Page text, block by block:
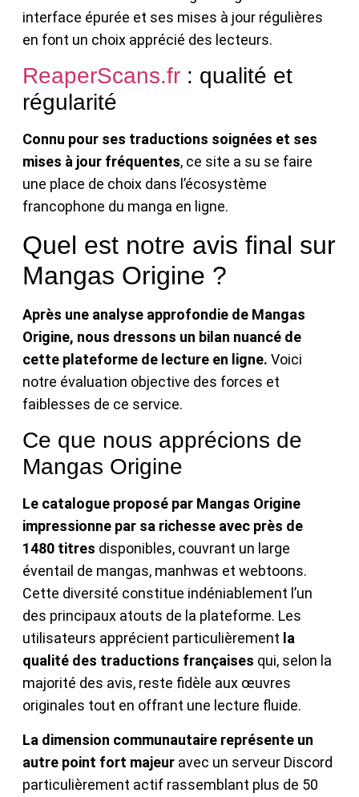
interface épurée et ses mises à jour régulières
en font un choix apprécié des lecteurs.
ReaperScans.fr : qualité et
régularité
Connu pour ses traductions soignées et ses
mises à jour fréquentes, ce site a su se faire
une place de choix dans l’écosystème
francophone du manga en ligne.
Quel est notre avis final sur
Mangas Origine ?
Après une analyse approfondie de Mangas
Origine, nous dressons un bilan nuancé de
cette plateforme de lecture en ligne. Voici
notre évaluation objective des forces et
faiblesses de ce service.
Ce que nous apprécions de
Mangas Origine
Le catalogue proposé par Mangas Origine
impressionne par sa richesse avec près de
1480 titres disponibles, couvrant un large
éventail de mangas, manhwas et webtoons.
Cette diversité constitue indéniablement l’un
des principaux atouts de la plateforme. Les
utilisateurs apprécient particulièrement la
qualité des traductions françaises qui, selon la
majorité des avis, reste fidèle aux œuvres
originales tout en offrant une lecture fluide.
La dimension communautaire représente un
autre point fort majeur avec un serveur Discord
particulièrement actif rassemblant plus de 50